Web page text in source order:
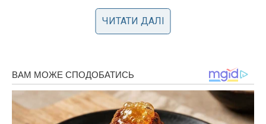
пару – і вони знову як свіженькі! Вареники відразу
змащую вершковим маслом, щоб не прилипали. Подавати
зі сметаною або вершками!
Передрук без посилання на Ibilingua.com. заборонено.
Фото ілюстративне, з вільних джерел, Ютуб.
ЧИТАТИ ДАЛІ